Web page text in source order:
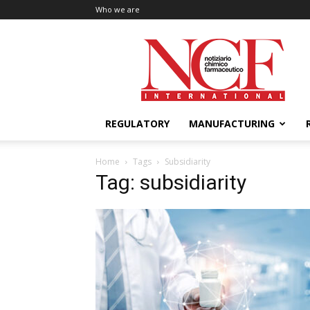
Who we are
NCF
International
REGULATORY MANUFACTURING
Home Tags Subsidiarity
Tag: subsidiarity